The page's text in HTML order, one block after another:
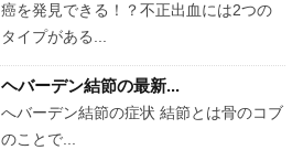
癌を発見できる！？不正出血には2つの
タイプがある...
ヘバーデン結節の最新...
へバーデン結節の症状 結節とは骨のコブ
のことで...